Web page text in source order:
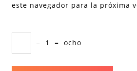
este navegador para la próxima
− 1 = ocho